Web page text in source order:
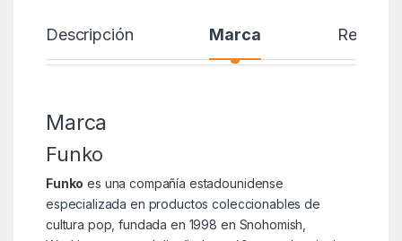
Descripción Marca Reseñas
Marca
Funko
Funko es una compañía estadounidense
especializada en productos coleccionables de
cultura pop, fundada en 1998 en Snohomish,